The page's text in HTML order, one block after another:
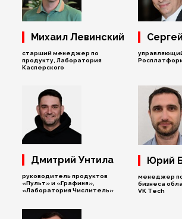
Михаил Левинский
старший менеджер по
продукту, Лаборатория
Касперского
Дмитрий Унтила
руководитель продуктов
«Пульт» и «Графиня»,
«Лаборатория Числитель»
Юрий
менеджер
бизнеса
VK Tech